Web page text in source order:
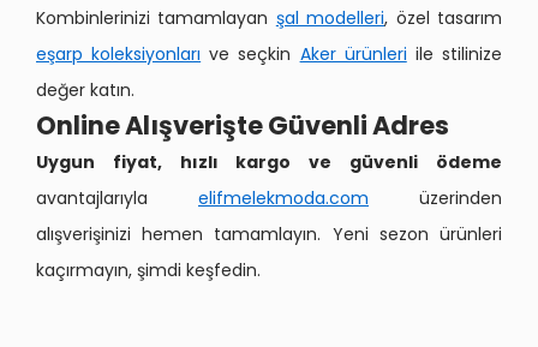
Kombinlerinizi tamamlayan şal modelleri, özel tasarım
eşarp koleksiyonları ve seçkin Aker ürünleri ile stilinize
değer katın.
Online Alışverişte Güvenli Adres
Uygun fiyat, hızlı kargo ve güvenli ödeme
avantajlarıyla elifmelekmoda.com üzerinden
alışverişinizi hemen tamamlayın. Yeni sezon ürünleri
kaçırmayın, şimdi keşfedin.